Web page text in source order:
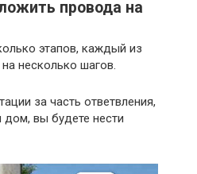
провода на
этапов, каждый из
несколько шагов.
за часть ответвления,
вы будете нести